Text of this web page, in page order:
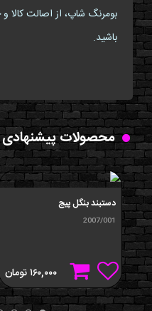
بومرنگ شاپ، از اصالت
باشید.
محصولات پیشنهادی
دستبند بنگل پیج
2007/001
۱۶۰,۰۰۰تومان